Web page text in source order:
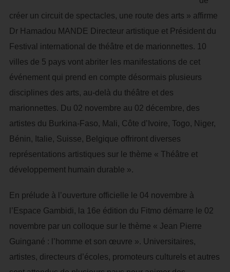
créer un circuit de spectacles, une route des arts » affirme
Dr Hamadou MANDE Directeur artistique et Président du
Festival international de théâtre et de marionnettes. 10
villes de 5 pays vont abriter les manifestations de cet
événement qui prend en compte désormais plusieurs
disciplines des arts, au-delà du théâtre et des
marionnettes. Du 02 novembre au 02 décembre, des
artistes du Burkina-Faso, Mali, Côte d’Ivoire, Togo, Niger,
Bénin, Italie, Suisse, Belgique offriront diverses
représentations artistiques sur le thème « Théâtre et
développement humain durable ».
En prélude à l’ouverture officielle le 04 novembre à
l’Espace Gambidi, la 16e édition du Fitmo démarre le 02
novembre par un colloque sur le thème « Jean Pierre
Guingané : l’homme et son œuvre ». Universitaires,
artistes, directeurs d’écoles, promoteurs culturels et autres